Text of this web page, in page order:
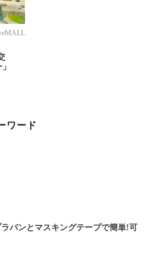
ワード
バンとマスキングテープで簡単!可